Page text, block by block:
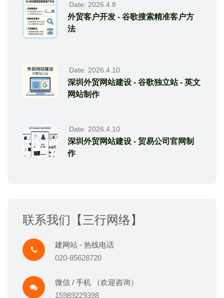
Date: 2026.4.8
外贸客户开发 - 谷歌搜索精准客户方
法
Date: 2026.4.10
深圳外贸网站建设 - 谷歌独立站 - 英文
网站制作
Date: 2026.4.10
深圳外贸网站建设 - 贸易公司官网制
作
联系我们【三行网络】
建网站 - 热线电话
020-85628720
微信 / 手机 （欢迎咨询）
15989229398